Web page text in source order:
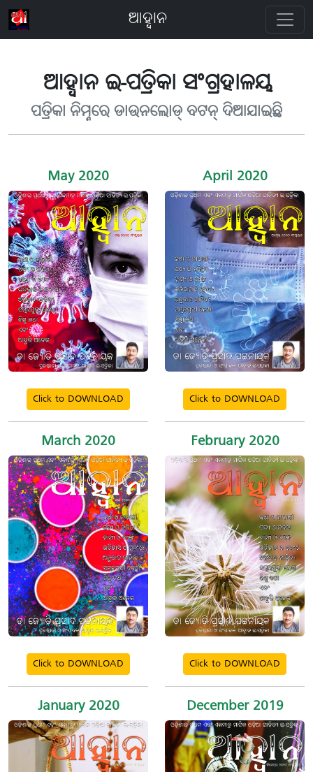
ଆହ୍ବାନ
ଆହ୍ବାନ ଇ-ପତ୍ରିକା ସଂଗ୍ରହାଳୟ
ପତ୍ରିକା ନିମ୍ନରେ ଡାଉନଲୋଡ୍ ବଟନ୍ ଦିଆଯାଇଛି
May 2020
Click to DOWNLOAD
April 2020
Click to DOWNLOAD
March 2020
Click to DOWNLOAD
February 2020
Click to DOWNLOAD
January 2020 December 2019